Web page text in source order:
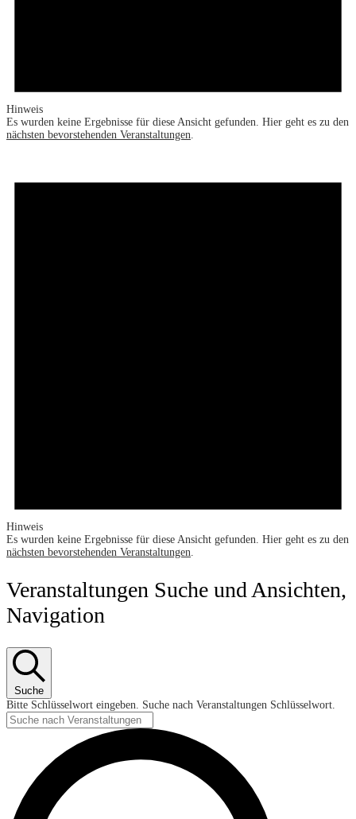
Hinweis
Es wurden keine Ergebnisse für diese Ansicht gefunden. Hier geht es zu den
nächsten bevorstehenden Veranstaltungen.
Hinweis
Es wurden keine Ergebnisse für diese Ansicht gefunden. Hier geht es zu den
nächsten bevorstehenden Veranstaltungen.
Veranstaltungen Suche und Ansichten,
Navigation
Suche
Bitte Schlüsselwort eingeben. Suche nach Veranstaltungen Schlüsselwort.